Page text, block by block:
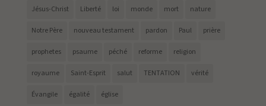
Jésus-Christ Liberté loi monde mort nature
Notre Père nouveau testament pardon Paul prière
prophetes psaume péché reforme religion
royaume Saint-Esprit salut TENTATION vérité
Évangile égalité église